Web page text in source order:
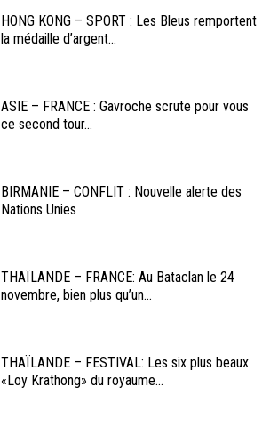
HONG KONG – SPORT : Les Bleus remportent
la médaille d’argent...
ASIE – FRANCE : Gavroche scrute pour vous
ce second tour...
BIRMANIE – CONFLIT : Nouvelle alerte des
Nations Unies
THAÏLANDE – FRANCE: Au Bataclan le 24
novembre, bien plus qu’un...
THAÏLANDE – FESTIVAL: Les six plus beaux
«Loy Krathong» du royaume...